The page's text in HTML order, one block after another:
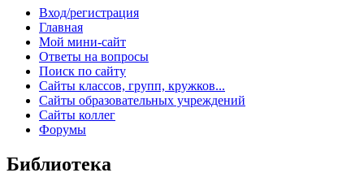
Вход/регистрация
Главная
Мой мини-сайт
Ответы на вопросы
Поиск по сайту
Сайты классов, групп, кружков...
Сайты образовательных учреждений
Сайты коллег
Форумы
Библиотека